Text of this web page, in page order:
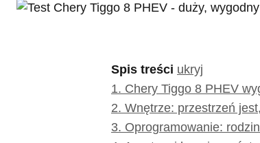
Spis treści ukryj
1. Chery Tiggo 8 PHEV
2. Wnętrze: przestrzeń
3. Oprogramowanie: